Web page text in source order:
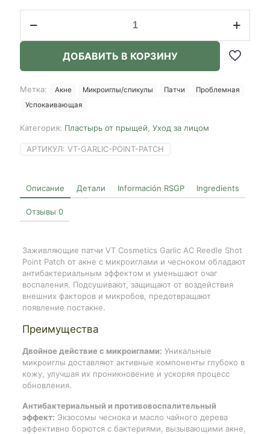
Описание Детали Información RSGP Ingredients
Отзывы 0
Заживляющие патчи VT Cosmetics Garlic AC Reedle Shot
Point Patch от акне с микроиглами и чесноком обладают
антибактериальным эффектом и уменьшают очаг
воспаления. Подсушивают, защищают от воздействия
внешних факторов и микробов, предотвращают
появление постакне.
Преимущества
Двойное действие с микроиглами: Уникальные
микроиглы доставляют активные компоненты глубоко в
кожу, улучшая их проникновение и ускоряя процесс
обновления.
Антибактериальный и противовоспалительный
эффект: Экзосомы чеснока и масло чайного дерева
эффективно борются с бактериями, вызывающими акне,
товара
AC
Shot
Point
ДОБАВИТЬ В КОРЗИНУ
Метка: Акне Микроиглы/спикулы Патчи
Проблемная
Успокаивающая
Категория: Пластырь от прыщей Уход за лицом
АРТИКУЛ: VT-GARLIC-POINT-PATCH